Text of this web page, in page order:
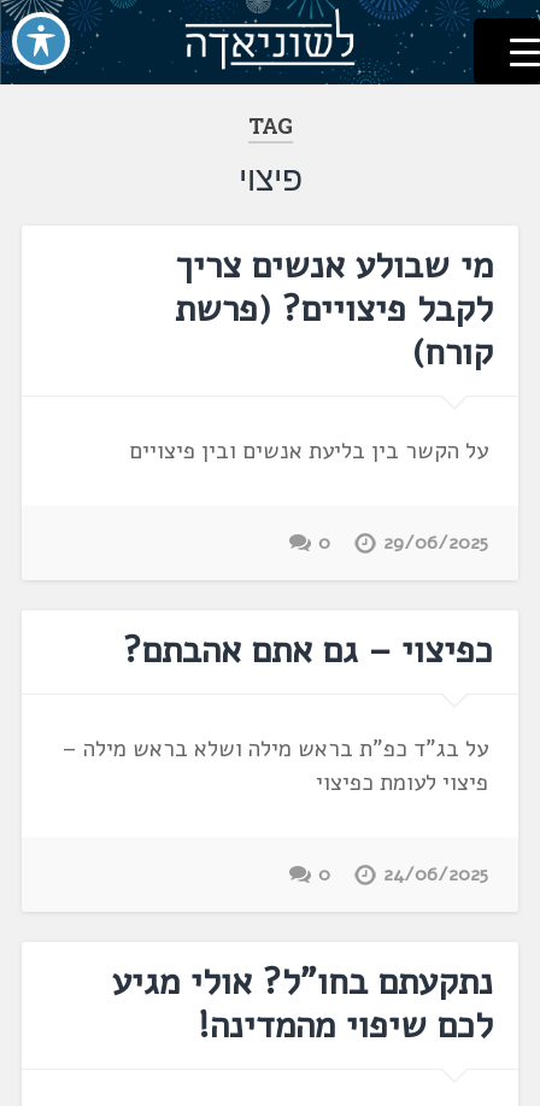
דלג
לתוכן
לשוניאדה
עברית. לשון. שפה
TAG
פיצוי
מי שבולע אנשים צריך
לקבל פיצויים? (פרשת
קורח)
על הקשר בין בליעת אנשים ובין פיצויים
29/06/2025
0
כפיצוי – גם אתם אהבתם?
על בג"ד כפ"ת בראש מילה ושלא בראש מילה –
פיצוי לעומת כפיצוי
24/06/2025
0
נתקעתם בחו"ל? אולי מגיע
לכם שיפוי מהמדינה!